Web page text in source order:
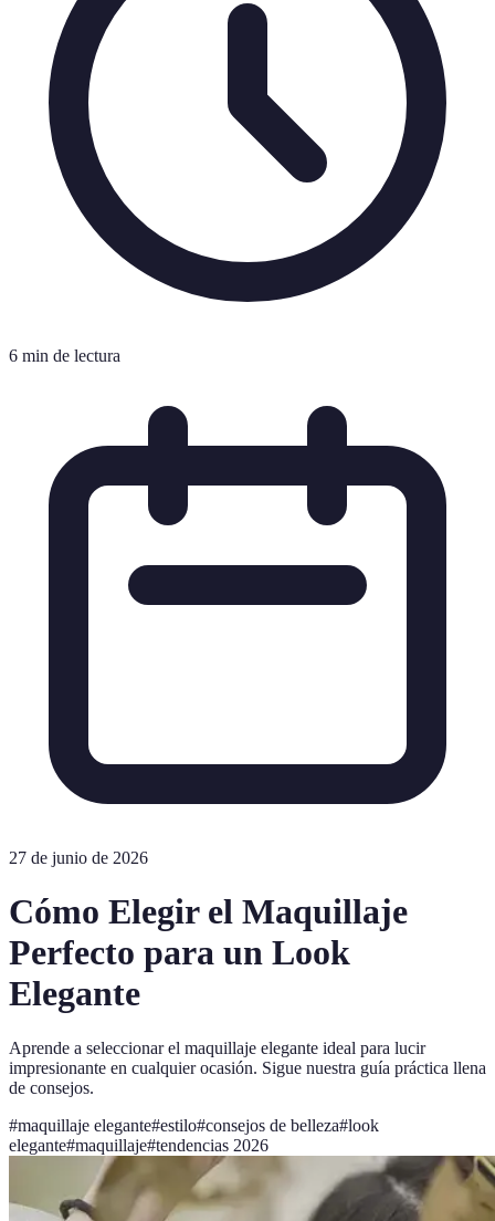
6 min de lectura
27 de junio de 2026
Cómo Elegir el Maquillaje
Perfecto para un Look
Elegante
Aprende a seleccionar el maquillaje elegante ideal para lucir
impresionante en cualquier ocasión. Sigue nuestra guía práctica llena
de consejos.
#maquillaje elegante#estilo#consejos de belleza#look
elegante#maquillaje#tendencias 2026